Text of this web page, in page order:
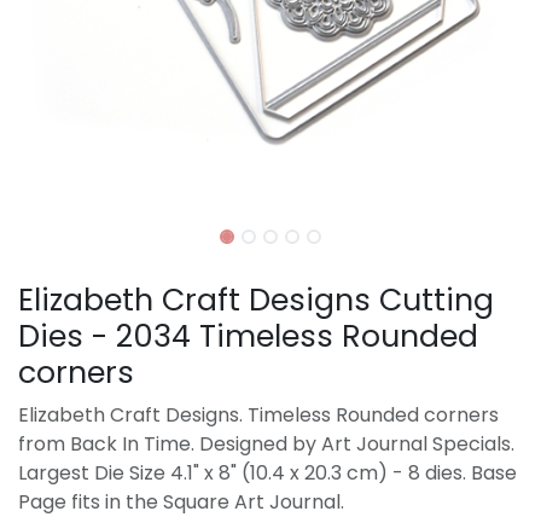
Elizabeth Craft Designs Cutting
Dies - 2034 Timeless Rounded
corners
Elizabeth Craft Designs. Timeless Rounded corners
from Back In Time. Designed by Art Journal Specials.
Largest Die Size 4.1" x 8" (10.4 x 20.3 cm) - 8 dies. Base
Page fits in the Square Art Journal.